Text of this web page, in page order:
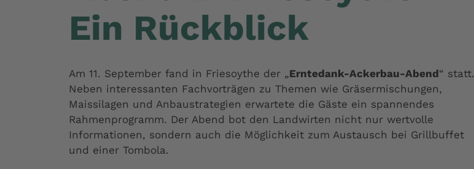
Ein Rückblick
Am 11. September fand in Friesoythe der „Erntedank-Ackerbau-Abend“ statt.
Neben interessanten Fachvorträgen zu Themen wie Gräsermischungen,
Maissilagen und Anbaustrategien erwartete die Gäste ein spannendes
Rahmenprogramm. Der Abend bot den Landwirten nicht nur wertvolle
Informationen, sondern auch die Möglichkeit zum Austausch bei Grillbuffet
und einer Tombola.